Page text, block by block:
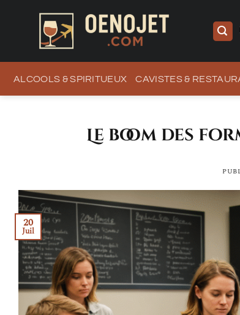
ALCOOLS & SPIRITUEUX CAVISTES &
Le boom des
20
Juil